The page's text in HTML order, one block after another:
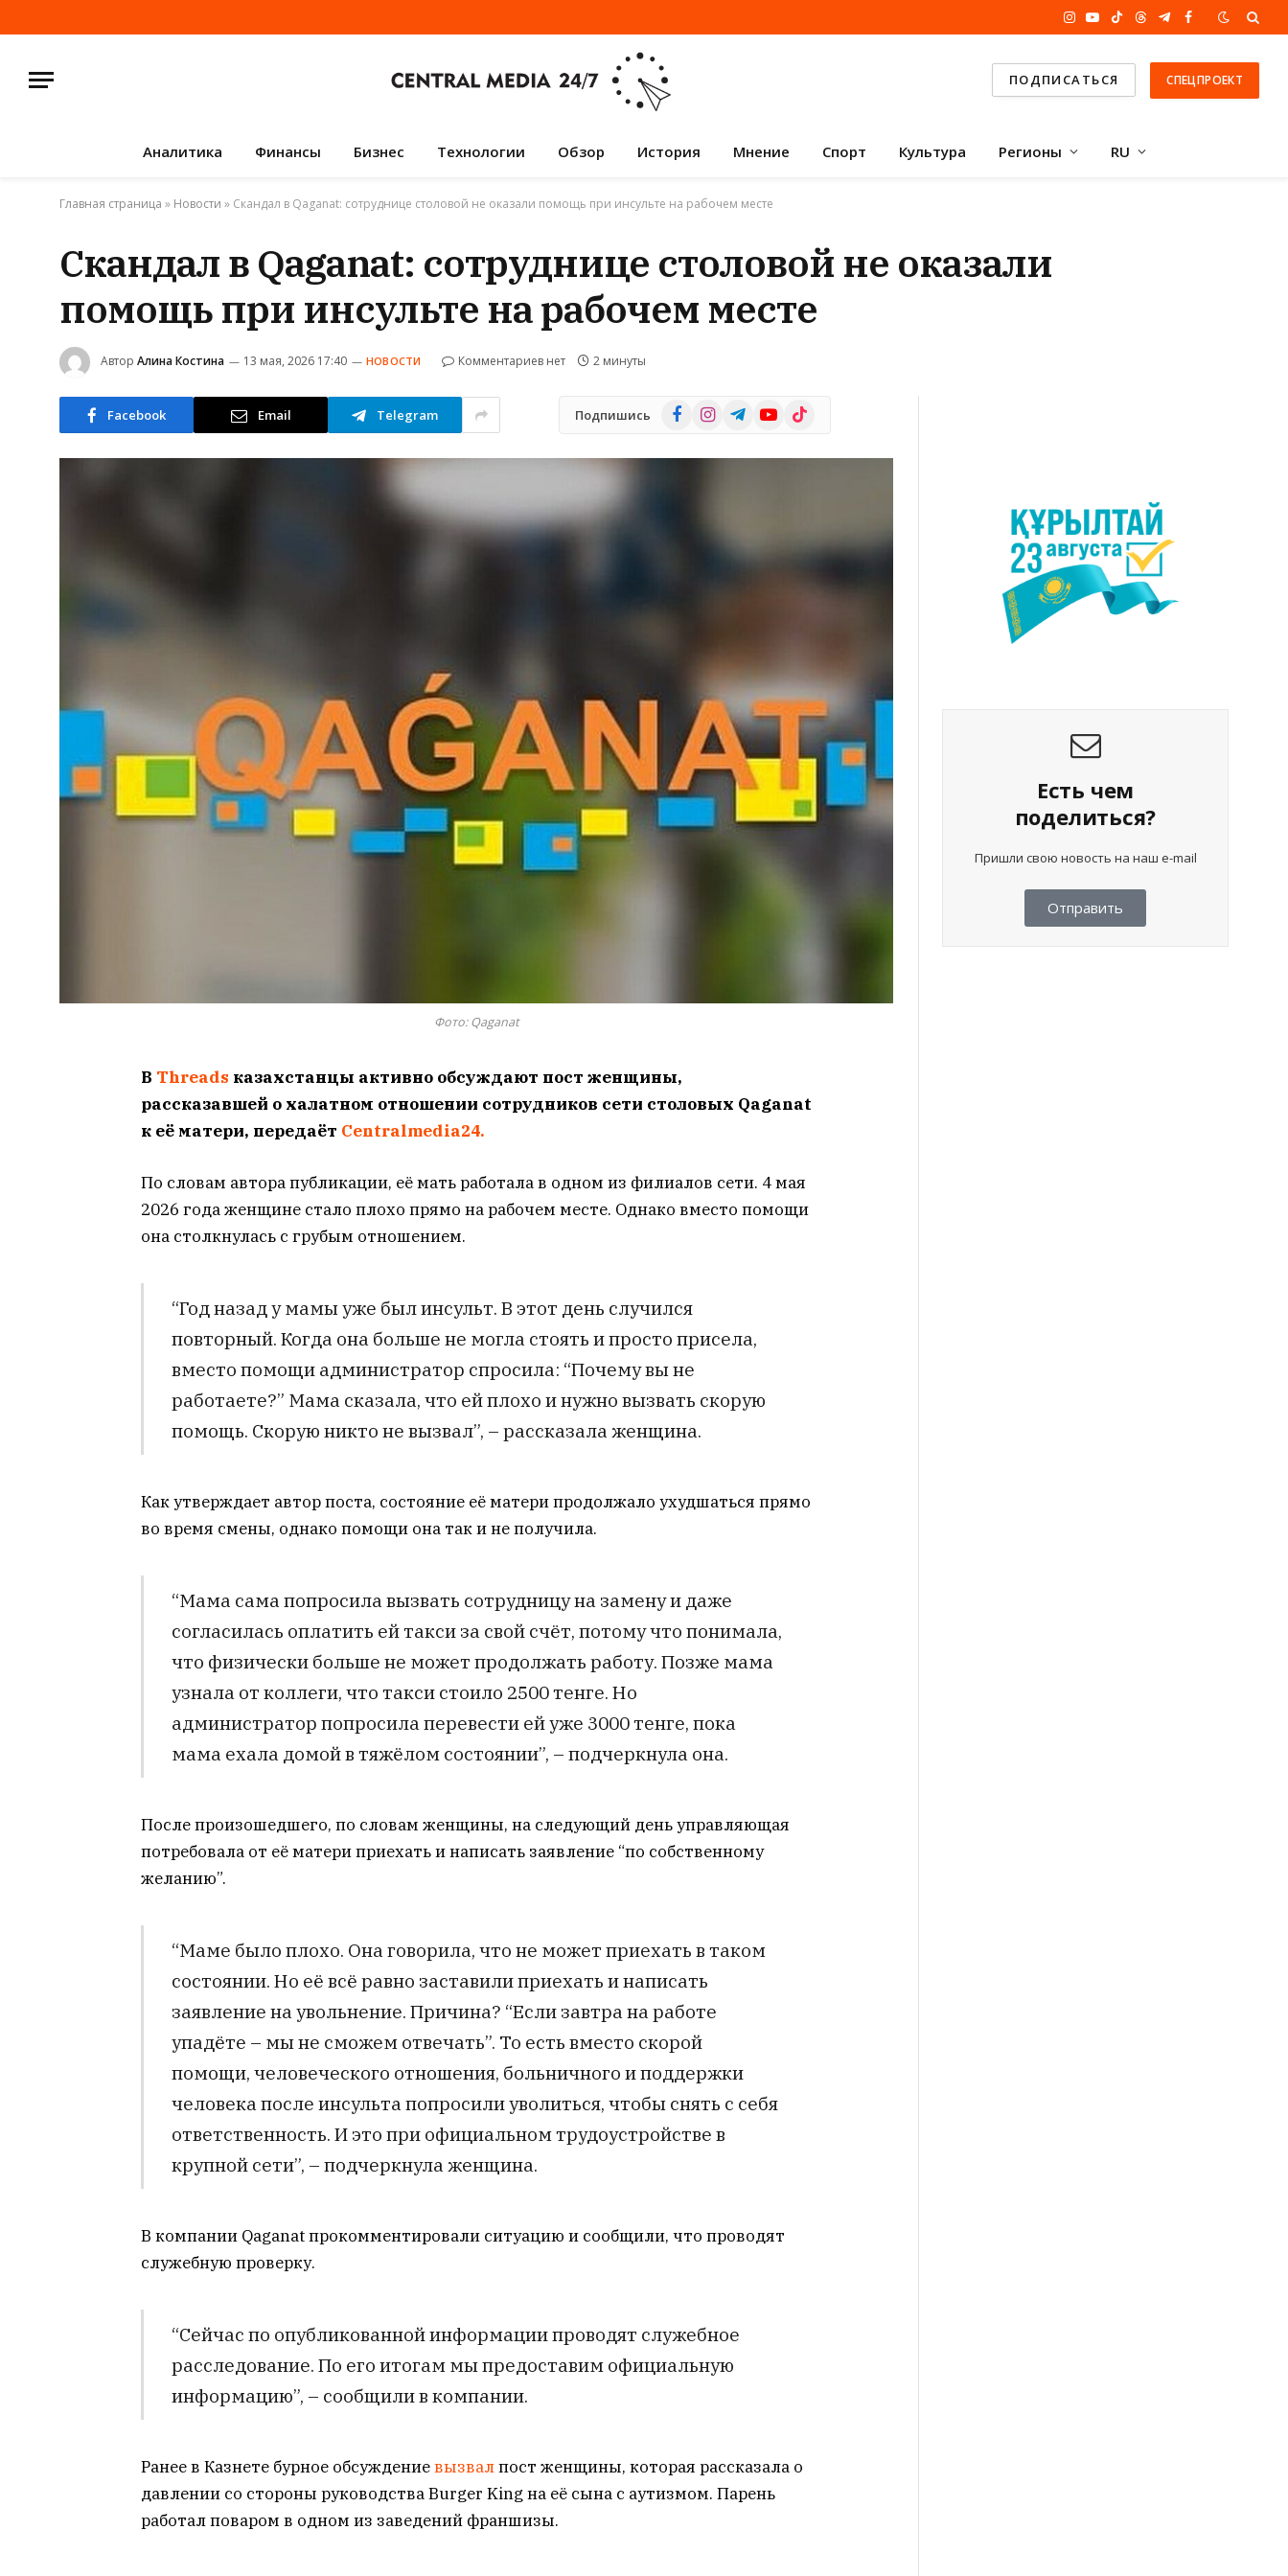
Instagram
YouTube
TikTokThreadsTelegram
Facebook
ПОДПИСАТЬСЯ СПЕЦПРОЕКТ
Аналитика Финансы Бизнес Технологии Обзор История Мнение Спорт Культура Регионы RU
Главная страница » Новости » Скандал в Qaganat: сотруднице столовой не оказали помощь при инсульте на рабочем месте
Скандал в Qaganat: сотруднице столовой не оказали
помощь при инсульте на рабочем месте
Автор Алина Костина 13 мая, 2026 17:40 НОВОСТИ Комментариев нет 2 минуты
Facebook Email Telegram Подпишись FacebookInstagramTelegramYouTube
TikTok
Фото: Qaganat
В Threads казахстанцы активно обсуждают пост женщины,
рассказавшей о халатном отношении сотрудников сети столовых Qaganat
к её матери, передаёт Centralmedia24.
По словам автора публикации, её мать работала в одном из филиалов сети. 4 мая
2026 года женщине стало плохо прямо на рабочем месте. Однако вместо помощи
она столкнулась с грубым отношением.
“Год назад у мамы уже был инсульт. В этот день случился
повторный. Когда она больше не могла стоять и просто присела,
вместо помощи администратор спросила: “Почему вы не
работаете?” Мама сказала, что ей плохо и нужно вызвать скорую
помощь. Скорую никто не вызвал”, – рассказала женщина.
Как утверждает автор поста, состояние её матери продолжало ухудшаться прямо
во время смены, однако помощи она так и не получила.
“Мама сама попросила вызвать сотрудницу на замену и даже
согласилась оплатить ей такси за свой счёт, потому что понимала,
что физически больше не может продолжать работу. Позже мама
узнала от коллеги, что такси стоило 2500 тенге. Но
администратор попросила перевести ей уже 3000 тенге, пока
мама ехала домой в тяжёлом состоянии”, – подчеркнула она.
После произошедшего, по словам женщины, на следующий день управляющая
потребовала от её матери приехать и написать заявление “по собственному
желанию”.
“Маме было плохо. Она говорила, что не может приехать в таком
состоянии. Но её всё равно заставили приехать и написать
заявление на увольнение. Причина? “Если завтра на работе
упадёте – мы не сможем отвечать”. То есть вместо скорой
помощи, человеческого отношения, больничного и поддержки
человека после инсульта попросили уволиться, чтобы снять с себя
ответственность. И это при официальном трудоустройстве в
крупной сети”, – подчеркнула женщина.
В компании Qaganat прокомментировали ситуацию и сообщили, что проводят
служебную проверку.
“Сейчас по опубликованной информации проводят служебное
расследование. По его итогам мы предоставим официальную
информацию”, – сообщили в компании.
Ранее в Казнете бурное обсуждениевызвалпост женщины, которая рассказала о
давлении со стороны руководства Burger King на её сына с аутизмом. Парень
работал поваром в одном из заведений франшизы.
Есть чем
поделиться?
Пришли свою новость на наш e-mail
Отправить